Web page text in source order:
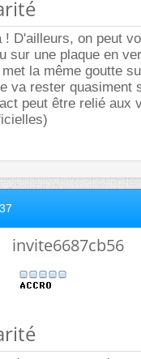
! D'ailleurs, on peut
sur une plaque en
la même goutte
va rester quasiment
peut être relié aux
invite6687cb56